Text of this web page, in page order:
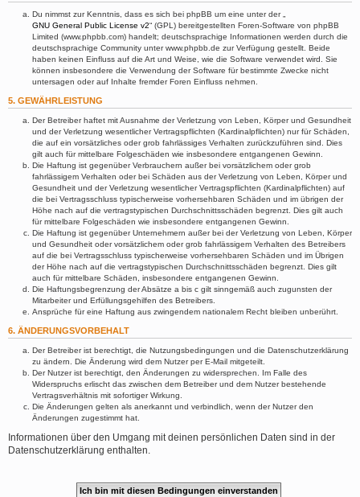
Du nimmst zur Kenntnis, dass es sich bei phpBB um eine unter der „
GNU General Public License v2“ (GPL) bereitgestellten Foren-Software von phpBB
Limited (www.phpbb.com) handelt; deutschsprachige Informationen werden durch die
deutschsprachige Community unter www.phpbb.de zur Verfügung gestellt. Beide
haben keinen Einfluss auf die Art und Weise, wie die Software verwendet wird. Sie
können insbesondere die Verwendung der Software für bestimmte Zwecke nicht
untersagen oder auf Inhalte fremder Foren Einfluss nehmen.
5. GEWÄHRLEISTUNG
Der Betreiber haftet mit Ausnahme der Verletzung von Leben, Körper und Gesundheit
und der Verletzung wesentlicher Vertragspflichten (Kardinalpflichten) nur für Schäden,
die auf ein vorsätzliches oder grob fahrlässiges Verhalten zurückzuführen sind. Dies
gilt auch für mittelbare Folgeschäden wie insbesondere entgangenen Gewinn.
Die Haftung ist gegenüber Verbrauchern außer bei vorsätzlichem oder grob
fahrlässigem Verhalten oder bei Schäden aus der Verletzung von Leben, Körper und
Gesundheit und der Verletzung wesentlicher Vertragspflichten (Kardinalpflichten) auf
die bei Vertragsschluss typischerweise vorhersehbaren Schäden und im übrigen der
Höhe nach auf die vertragstypischen Durchschnittsschäden begrenzt. Dies gilt auch
für mittelbare Folgeschäden wie insbesondere entgangenen Gewinn.
Die Haftung ist gegenüber Unternehmern außer bei der Verletzung von Leben, Körper
und Gesundheit oder vorsätzlichem oder grob fahrlässigem Verhalten des Betreibers
auf die bei Vertragsschluss typischerweise vorhersehbaren Schäden und im Übrigen
der Höhe nach auf die vertragstypischen Durchschnittsschäden begrenzt. Dies gilt
auch für mittelbare Schäden, insbesondere entgangenen Gewinn.
Die Haftungsbegrenzung der Absätze a bis c gilt sinngemäß auch zugunsten der
Mitarbeiter und Erfüllungsgehilfen des Betreibers.
Ansprüche für eine Haftung aus zwingendem nationalem Recht bleiben unberührt.
6. ÄNDERUNGSVORBEHALT
Der Betreiber ist berechtigt, die Nutzungsbedingungen und die Datenschutzerklärung
zu ändern. Die Änderung wird dem Nutzer per E-Mail mitgeteilt.
Der Nutzer ist berechtigt, den Änderungen zu widersprechen. Im Falle des
Widerspruchs erlischt das zwischen dem Betreiber und dem Nutzer bestehende
Vertragsverhältnis mit sofortiger Wirkung.
Die Änderungen gelten als anerkannt und verbindlich, wenn der Nutzer den
Änderungen zugestimmt hat.
Informationen über den Umgang mit deinen persönlichen Daten sind in der
Datenschutzerklärung enthalten.